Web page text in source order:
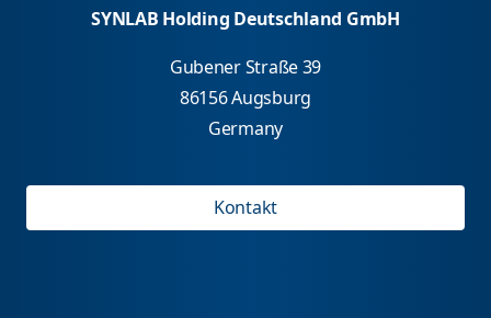
SYNLAB Holding Deutschland GmbH
Gubener Straße 39
86156 Augsburg
Germany
Kontakt